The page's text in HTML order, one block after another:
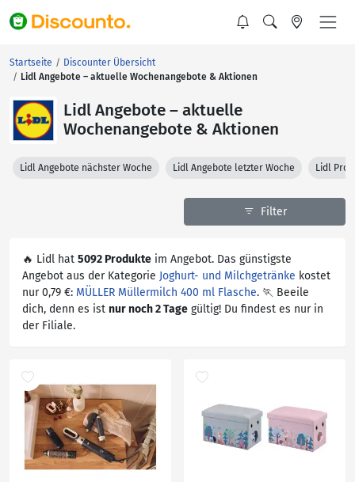
Startseite
Discounter Übersicht
Lidl Angebote – aktuelle Wochenangebote & Aktionen
Lidl Angebote – aktuelle
Wochenangebote & Aktionen
Lidl Angebote nächster Woche Lidl Angebote letzter Woche Lidl
Filter
🔥 Lidl hat 5092 Produkte im Angebot. Das günstigste
Angebot aus der Kategorie Joghurt- und Milchgetränke kostet
nur 0,79 €: MÜLLER Müllermilch 400 ml Flasche. 🏃 Beeile
dich, denn es ist nur noch 2 Tage gültig! Du findest es nur in
der Filiale.